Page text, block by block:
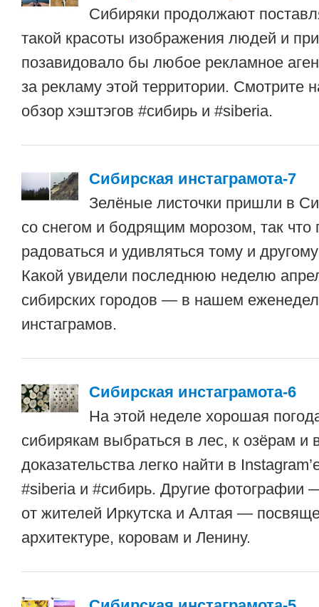
Сибиряки продолжают
такой красоты изображения людей и
позавидовало бы любое рекламное
за рекламу этой территории. Смотрите
обзор хэштэгов #сибирь и #siberia.
Сибирская инстаграмота-7
Зелёные листочки пришли в
со снегом и бодрящим морозом, так что
радоваться и удивляться тому и
Какой увидели последнюю неделю
сибирских городов — в нашем
инстаграмов.
Сибирская инстаграмота-6
На этой неделе хорошая
сибирякам выбраться в лес, к озёрам и
доказательства легко найти в
#siberia и #сибирь. Другие фотографии
от жителей Иркутска и Алтая —
архитектуре, коровам и Ленину.